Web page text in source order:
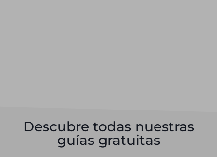
Descubre todas nuestras
guías gratuitas